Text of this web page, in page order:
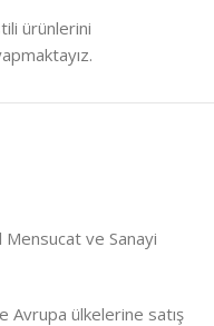
ürünlerini
Mensucat ve Sanayi
Avrupa ülkelerine satış